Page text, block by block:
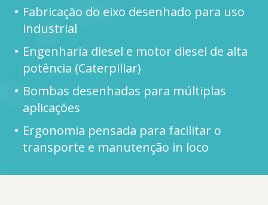
Fabricação do eixo desenhado para uso
industrial
Engenharia diesel e motor diesel de alta
potência (Caterpillar)
Bombas desenhadas para múltiplas
aplicações
Ergonomia pensada para facilitar o
transporte e manutenção in loco